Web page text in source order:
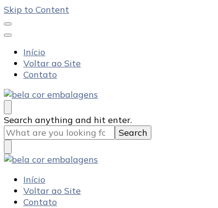
Skip to Content
Início
Voltar ao Site
Contato
Bela Cor Embalagens
Blog
Looking
for
Something?
Search anything and hit enter.
Bela Cor Embalagens
Blog
Início
Voltar ao Site
Contato